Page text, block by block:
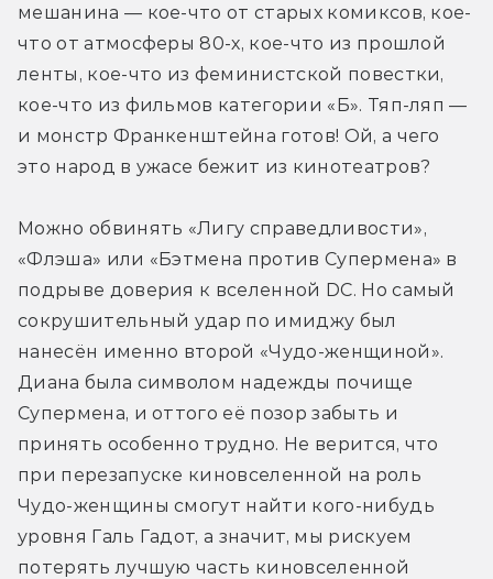
мешанина — кое-что от старых комиксов, кое-
что от атмосферы 80-х, кое-что из прошлой
ленты, кое-что из феминистской повестки,
кое-что из фильмов категории «Б». Тяп-ляп —
и монстр Франкенштейна готов! Ой, а чего
это народ в ужасе бежит из кинотеатров?
Можно обвинять «Лигу справедливости»,
«Флэша» или «Бэтмена против Супермена» в
подрыве доверия к вселенной DC. Но самый
сокрушительный удар по имиджу был
нанесён именно второй «Чудо-женщиной».
Диана была символом надежды почище
Супермена, и оттого её позор забыть и
принять особенно трудно. Не верится, что
при перезапуске киновселенной на роль
Чудо-женщины смогут найти кого-нибудь
уровня Галь Гадот, а значит, мы рискуем
потерять лучшую часть киновселенной